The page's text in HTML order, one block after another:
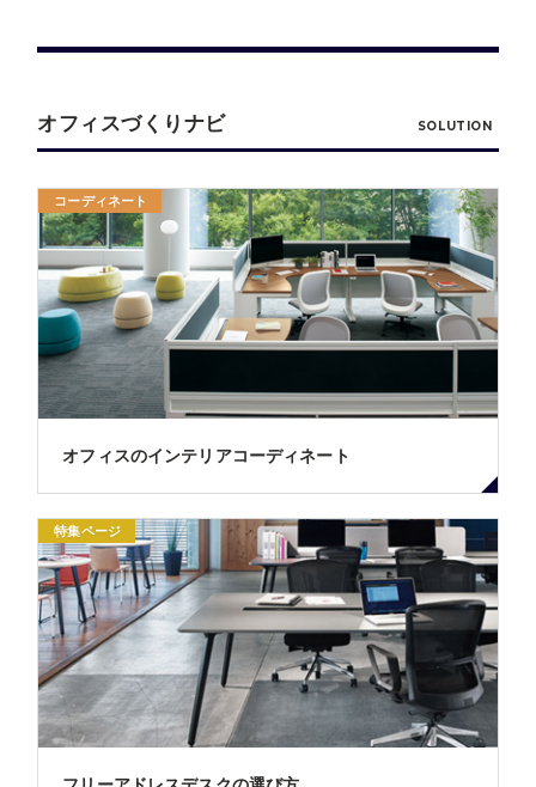
オフィスづくりナビ SOLUTION
コーディネート
オフィスのインテリアコーディネート
特集ページ